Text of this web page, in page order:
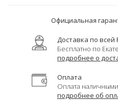
Официальная
Доставка по всей
Бесплатно по
подробнее о
Оплата
Оплата
подробнее об